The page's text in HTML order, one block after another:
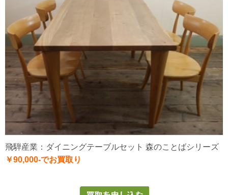
飛騨産業：ダイニングテーブルセット 森のことばシリーズ
￥90,000-でお買取り